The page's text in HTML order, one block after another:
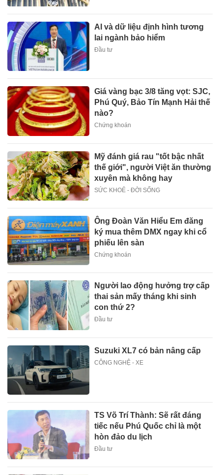
AI và dữ liệu định hình tương
lai ngành bảo hiểm
Đầu tư
Giá vàng bạc 3/8 tăng vọt: SJC,
Phú Quý, Bảo Tín Mạnh Hải thế
nào?
Chứng khoán
Mỹ đánh giá rau "tốt bậc nhất
thế giới", người Việt ăn thường
xuyên mà không hay
SỨC KHOẺ - ĐỜI SỐNG
Ông Đoàn Văn Hiểu Em đăng
ký mua thêm DMX ngay khi cổ
phiếu lên sàn
Chứng khoán
Người lao động hưởng trợ cấp
thai sản mấy tháng khi sinh
con thứ 2?
Đầu tư
Suzuki XL7 có bản nâng cấp
CÔNG NGHỆ - XE
TS Võ Trí Thành: Sẽ rất đáng
tiếc nếu Phú Quốc chỉ là một
hòn đảo du lịch
Đầu tư